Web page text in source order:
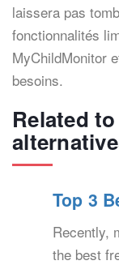
laissera pas
fonctionnalités
MyChildMonitor
besoins.
Related
Top 3
Recently,
the best